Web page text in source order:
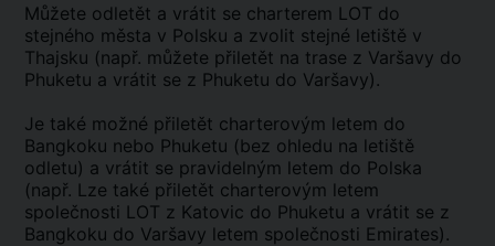
Můžete odletět a vrátit se charterem LOT do
stejného města v Polsku a zvolit stejné letiště v
Thajsku (např. můžete přiletět na trase z Varšavy do
Phuketu a vrátit se z Phuketu do Varšavy).
Je také možné přiletět charterovým letem do
Bangkoku nebo Phuketu (bez ohledu na letiště
odletu) a vrátit se pravidelným letem do Polska
(např. Lze také přiletět charterovým letem
společnosti LOT z Katovic do Phuketu a vrátit se z
Bangkoku do Varšavy letem společnosti Emirates).